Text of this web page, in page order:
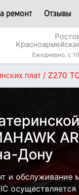
ремонт Отзывы
Ежедневно, с
плат / Z270
Дону
и обслуживание